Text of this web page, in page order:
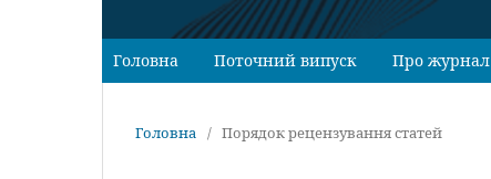
Головна Поточний випуск Про журнал
Головна / Порядок рецензування статей